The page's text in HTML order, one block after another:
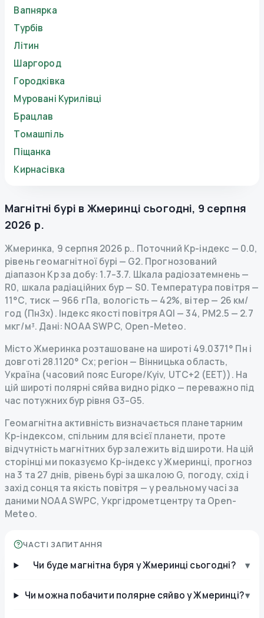
Вапнярка
Турбів
Літин
Шаргород
Городківка
Муровані Курилівці
Брацлав
Томашпіль
Піщанка
Кирнасівка
Магнітні бурі в Жмеринці сьогодні, 9 серпня
2026 р.
Жмеринка, 9 серпня 2026 р.. Поточний Kp-індекс — 0.0,
рівень геомагнітної бурі — G2. Прогнозований
діапазон Kp за добу: 1.7–3.7. Шкала радіозатемнень—
R0, шкала радіаційних бур— S0. Температура повітря —
11°C, тиск — 966 гПа, вологість — 42%, вітер — 26 км/
год (ПнЗх). Індекс якості повітря AQI — 34, PM2.5 — 2.7
мкг/м³. Дані: NOAA SWPC, Open-Meteo.
Місто Жмеринка розташоване на широті 49.0371° Пн і
довготі 28.1120° Сх; регіон — Вінницька область,
Україна (часовий пояс Europe/Kyiv, UTC+2 (EET)). На
цій широті полярні сяйва видно рідко — переважно під
час потужних бур рівня G3–G5.
Геомагнітна активність визначається планетарним
Kp-індексом, спільним для всієї планети, проте
відчутність магнітних бур залежить від широти. На цій
сторінці ми показуємо Kp-індекс у Жмеринці, прогноз
на 3 та 27 днів, рівень бурі за шкалою G, погоду, схід і
захід сонця та якість повітря — у реальному часі за
даними NOAA SWPC, Укргідрометцентру та Open-
Meteo.
ЧАСТІ ЗАПИТАННЯ
Чи буде магнітна буря у Жмеринці сьогодні? ▾
Чи можна побачити полярне сяйво у Жмеринці?▾